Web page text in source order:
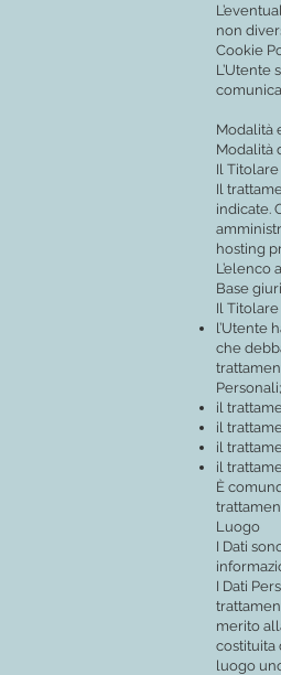
non
Cookie
L’Utente
Modalità
Modalità
Il
Il
indicate.
hosting
L’elenco
Base
Il
l’Utente
che
Personali;
il
il
il
il
È
Luogo
I Dati
I Dati
merito
costituita
luogo